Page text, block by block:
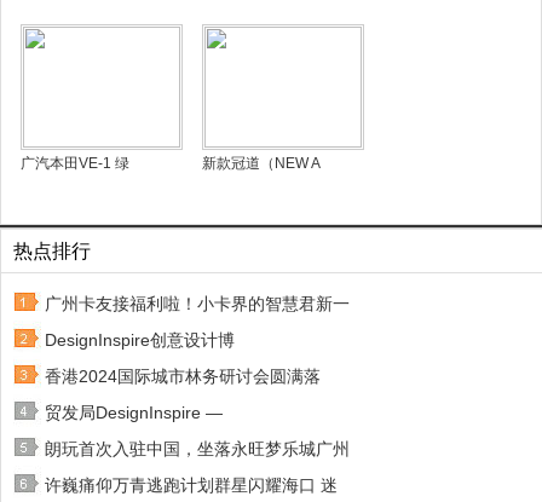
广汽本田VE-1 绿 新款冠道（NEW A
热点排行
广州卡友接福利啦！小卡界的智慧君新一
DesignInspire创意设计博
香港2024国际城市林务研讨会圆满落
贸发局DesignInspire —
朗玩首次入驻中国，坐落永旺梦乐城广州
许巍痛仰万青逃跑计划群星闪耀海口 迷